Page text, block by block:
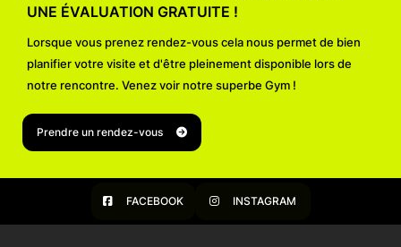
UNE ÉVALUATION GRATUITE !
Lorsque vous prenez rendez-vous cela nous permet de bien
planifier votre visite et d'être pleinement disponible lors de
notre rencontre. Venez voir notre superbe Gym !
Prendre un rendez-vous
FACEBOOK INSTAGRAM